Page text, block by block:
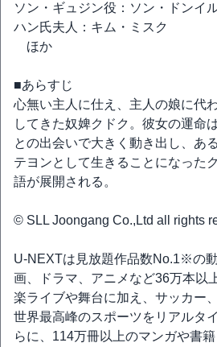
ソン・ギュジン役：ソン・ドンイ
ハン氏夫人：キム・ミスク
ほか
■あらすじ
心無い主人に仕え、主人の娘に代
してきた奴婢クドク。彼女の運命
との出会いで大きく動き出し、あ
テヨンとして生きることになった
語が展開される。
© SLL Joongang Co.,Ltd all rights
U-NEXTは見放題作品数No.1※の
画、ドラマ、アニメなど36万本以
楽ライブや舞台に加え、サッカー
世界最高峰のスポーツをリアルタ
らに、114万冊以上のマンガや書